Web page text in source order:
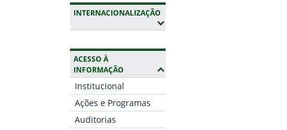
INTERNACIONALIZAÇÃO
ACESSO À
INFORMAÇÃO (OCULTAR SUBMENUS)
Institucional
Ações e Programas
Auditorias